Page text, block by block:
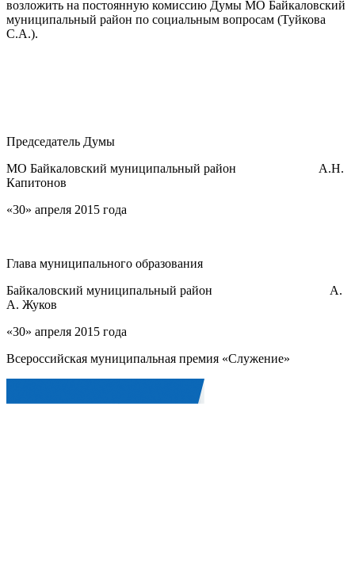
возложить на постоянную комиссию Думы МО Байкаловский
муниципальный район по социальным вопросам (Туйкова
С.А.).
Председатель Думы
МО Байкаловский муниципальный район А.Н.
Капитонов
«30» апреля 2015 года
Глава муниципального образования
Байкаловский муниципальный район А.
А. Жуков
«30» апреля 2015 года
Всероссийская муниципальная премия «Служение»